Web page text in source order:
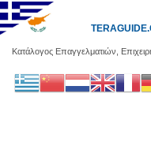
Κατάλογος Επαγγελματιών,